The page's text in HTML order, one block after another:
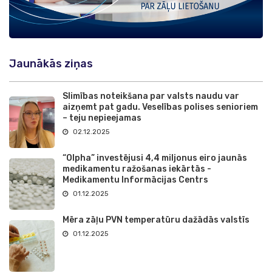
Jaunākās ziņas
Slimības noteikšana par valsts naudu var
aizņemt pat gadu. Veselības polises senioriem
– teju nepieejamas
02.12.2025
“Olpha” investējusi 4,4 miljonus eiro jaunās
medikamentu ražošanas iekārtās -
Medikamentu Informācijas Centrs
01.12.2025
Mēra zāļu PVN temperatūru dažādās valstīs
01.12.2025